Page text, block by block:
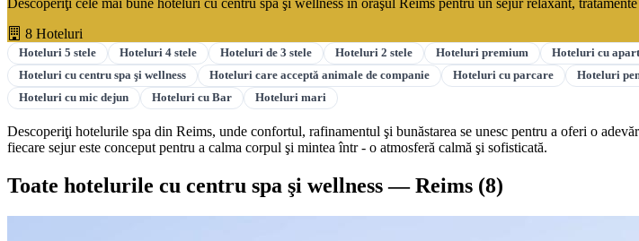
8 Hoteluri
Hoteluri 5 stele Hoteluri 4 stele Hoteluri de 3 stele Hoteluri 2 stele Hoteluri premium Hoteluri cu
Hoteluri cu centru spa şi wellness
Hoteluri care acceptă animale de companie Hoteluri cu parcare Hoteluri
Hoteluri cu mic dejun
Hoteluri cu Bar Hoteluri mari
Descoperiţi hotelurile spa din Reims, unde confortul, rafinamentul şi bunăstarea se unesc pentru a oferi o
fiecare sejur este conceput pentru a calma corpul şi mintea într - o atmosferă calmă şi sofisticată.
Toate hotelurile cu centru spa şi wellness — Reims (8)